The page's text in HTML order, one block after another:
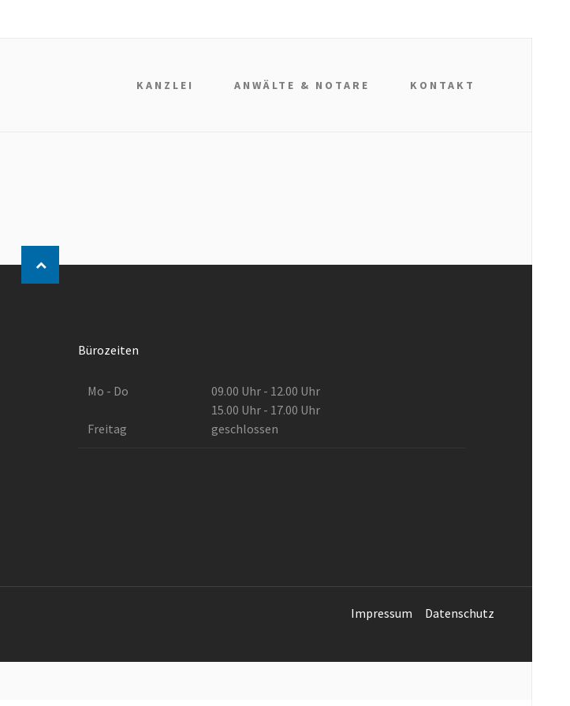
KANZLEI ANWÄLTE & NOTARE KONTAKT
Bürozeiten
Mo - Do
Freitag
09.00 Uhr - 12.00 Uhr
15.00 Uhr - 17.00 Uhr
geschlossen
Impressum Datenschutz